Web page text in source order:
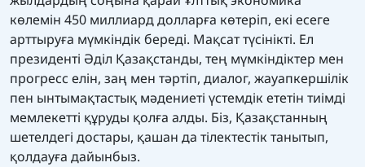
көлемін 450 миллиард долларға көтеріп, екі есеге
арттыруға мүмкіндік береді. Мақсат түсінікті. Ел
президенті Әділ Қазақстанды, тең мүмкіндіктер мен
прогресс елін, заң мен тәртіп, диалог, жауапкершілік
пен ынтымақтастық мәдениеті үстемдік ететін тиімді
мемлекетті құруды қолға алды. Біз, Қазақстанның
шетелдегі достары, қашан да тілектестік танытып,
қолдауға дайынбыз.